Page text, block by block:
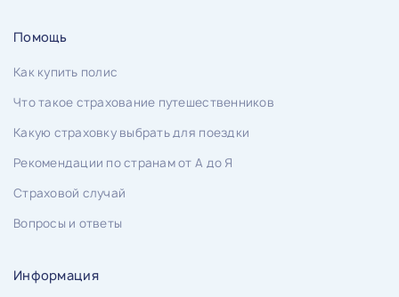
Помощь
Как купить полис
Что такое страхование путешественников
Какую страховку выбрать для поездки
Рекомендации по странам от А до Я
Страховой случай
Вопросы и ответы
Информация